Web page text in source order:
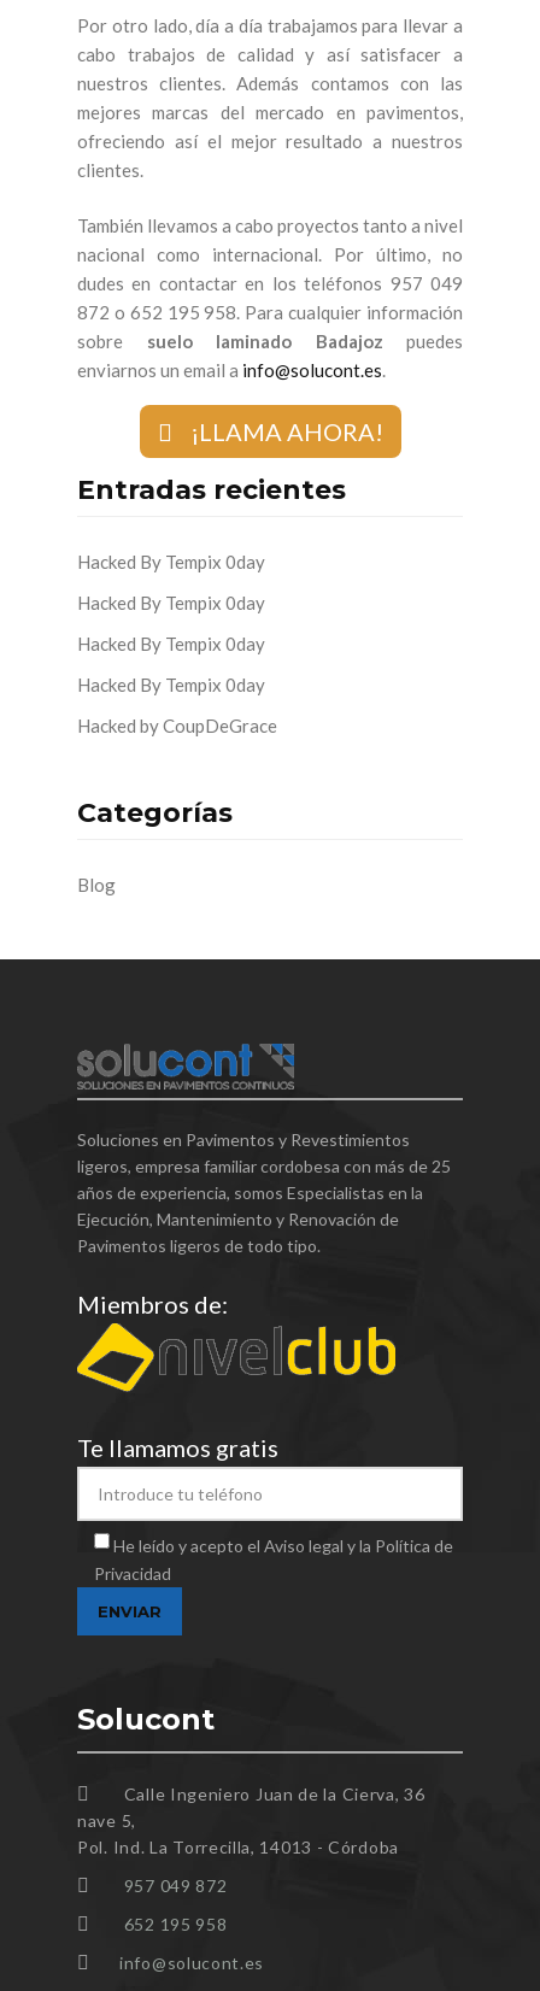
Por otro lado, día a día trabajamos para llevar a
cabo trabajos de calidad y así satisfacer a
nuestros clientes. Además contamos con las
mejores marcas del mercado en pavimentos,
ofreciendo así el mejor resultado a nuestros
clientes.
También llevamos a cabo proyectos tanto a nivel
nacional como internacional. Por último, no
dudes en contactar en los teléfonos 957 049
872 o 652 195 958. Para cualquier información
sobre suelo laminado Badajoz puedes
enviarnos un email a info@solucont.es.
¡LLAMA AHORA!
Entradas recientes
Hacked By Tempix 0day
Hacked By Tempix 0day
Hacked By Tempix 0day
Hacked By Tempix 0day
Hacked by CoupDeGrace
Categorías
Blog
Soluciones en Pavimentos y Revestimientos
ligeros, empresa familiar cordobesa con más de 25
años de experiencia, somos Especialistas en la
Ejecución, Mantenimiento y Renovación de
Pavimentos ligeros de todo tipo.
Miembros de:
Te llamamos gratis
He leído y acepto el Aviso legal y la Política de
Privacidad
Solucont
Calle Ingeniero Juan de la Cierva, 36
nave 5,
Pol. Ind. La Torrecilla, 14013 - Córdoba
957 049 872
652 195 958
info@solucont.es